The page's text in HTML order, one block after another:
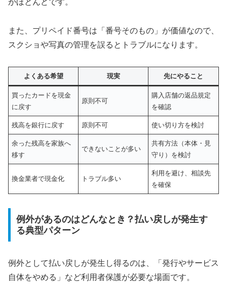
がほとんどです。
また、プリペイド番号は「番号そのもの」が価値なので、
スクショや写真の管理を誤るとトラブルになります。
よくある希望 現実 先にやること
買ったカードを現金
に戻す
原則不可
購入店舗の返品規定
を確認
残高を銀行に戻す 原則不可 使い切り方を検討
余った残高を家族へ
移す
できないことが多い
共有方法（本体・見
守り）を検討
換金業者で現金化 トラブル多い
利用を避け、相談先
を確保
例外があるのはどんなとき？払い戻しが発生す
る典型パターン
例外として払い戻しが発生し得るのは、「発行やサービス
自体をやめる」など利用者保護が必要な場面です。